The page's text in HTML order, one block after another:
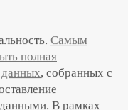
Самым
полная
данных, собранных с
В рамках